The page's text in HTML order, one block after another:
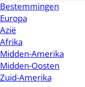
Bestemmingen
Europa
Azië
Afrika
Midden-Amerika
Midden-Oosten
Zuid-Amerika